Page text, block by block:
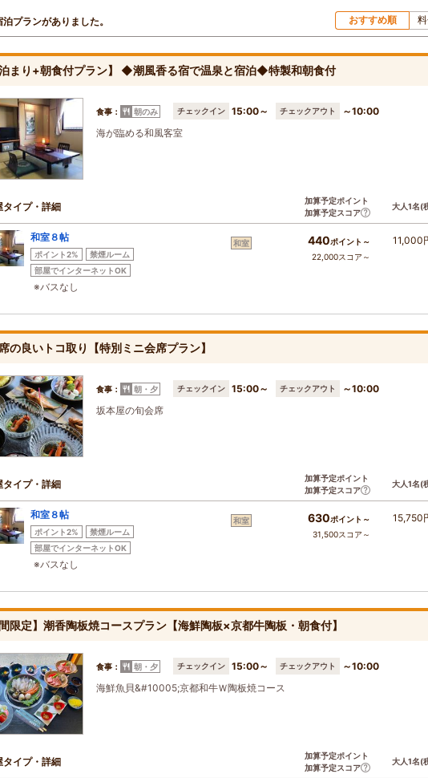
プランがありました。 おすすめ順
まり+朝食付プラン】 ◆潮風香る宿で温泉と宿泊◆特製和朝食付
食事： 朝のみ チェックイン 15:00～ チェックアウト
～10:00
海が臨める和風客室
タイプ・詳細
加算予定ポイント
加算予定スコア
大人1名(
和室８帖
ポイント2%
禁煙ルーム
部屋でインターネットOK
※バスなし
和室 440ポイント～
22,000スコア～
11,000
の良いトコ取り【特別ミニ会席プラン】
食事： 朝・夕 チェックイン 15:00～ チェックアウト
～10:00
坂本屋の旬会席
タイプ・詳細
加算予定ポイント
加算予定スコア
大人1名(
和室８帖
ポイント2%
禁煙ルーム
部屋でインターネットOK
※バスなし
和室 630ポイント～
31,500スコア～
15,750
限定】潮香陶板焼コースプラン【海鮮陶板×京都牛陶板・朝食付】
食事： 朝・夕 チェックイン 15:00～ チェックアウト
～10:00
海鮮魚貝&#10005;京都和牛Ｗ陶板焼コース
タイプ・詳細
加算予定ポイント
加算予定スコア
大人1名(